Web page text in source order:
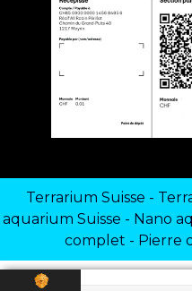
Terrarium Suisse -
aquarium Suisse - Nano
complet - Pierre